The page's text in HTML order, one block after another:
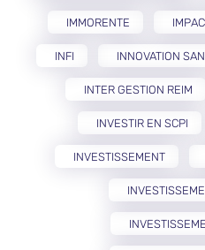
IMMORENTE
INFI INNOVATION
INTER GESTION REIM
INVESTIR EN SCPI
INVESTISSEMENT